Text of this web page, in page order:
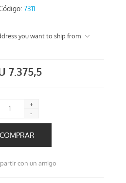
7311
you want to ship from
7.375,5
+
-